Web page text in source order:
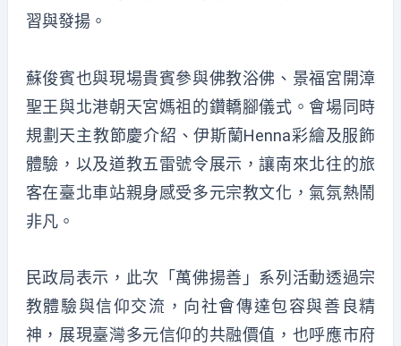
習與發揚。
蘇俊賓也與現場貴賓參與佛教浴佛、景福宮開漳
聖王與北港朝天宮媽祖的鑽轎腳儀式。會場同時
規劃天主教節慶介紹、伊斯蘭Henna彩繪及服飾
體驗，以及道教五雷號令展示，讓南來北往的旅
客在臺北車站親身感受多元宗教文化，氣氛熱鬧
非凡。
民政局表示，此次「萬佛揚善」系列活動透過宗
教體驗與信仰交流，向社會傳達包容與善良精
神，展現臺灣多元信仰的共融價值，也呼應市府